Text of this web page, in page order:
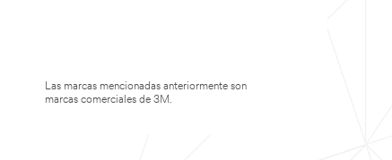
Las marcas mencionadas anteriormente son
marcas comerciales de 3M.